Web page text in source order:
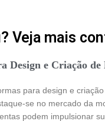
Veja mais
Design e Criação
para design e
se no mercado da
podem impulsionar